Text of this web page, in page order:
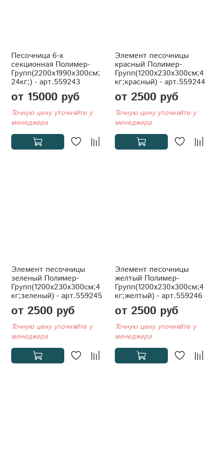
Песочница 6-х
секционная Полимер-
Групп(2200x1990x300см;
24кг;) - арт.559243
от 15000 руб
Точную цену уточняйте у
менеджера
Элемент песочницы
красный Полимер-
Групп(1200x230x300см;4
кг;красный) - арт.559244
от 2500 руб
Точную цену уточняйте у
менеджера
Элемент песочницы
зеленый Полимер-
Групп(1200x230x300см;4
кг;зеленый) - арт.559245
от 2500 руб
Точную цену уточняйте у
менеджера
Элемент песочницы
желтый Полимер-
Групп(1200x230x300см;4
кг;желтый) - арт.559246
от 2500 руб
Точную цену уточняйте у
менеджера